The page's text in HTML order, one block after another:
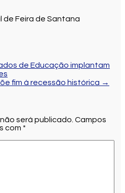
de Feira de Santana
de Educação implantam
fim à recessão histórica →
será publicado. Campos
com *